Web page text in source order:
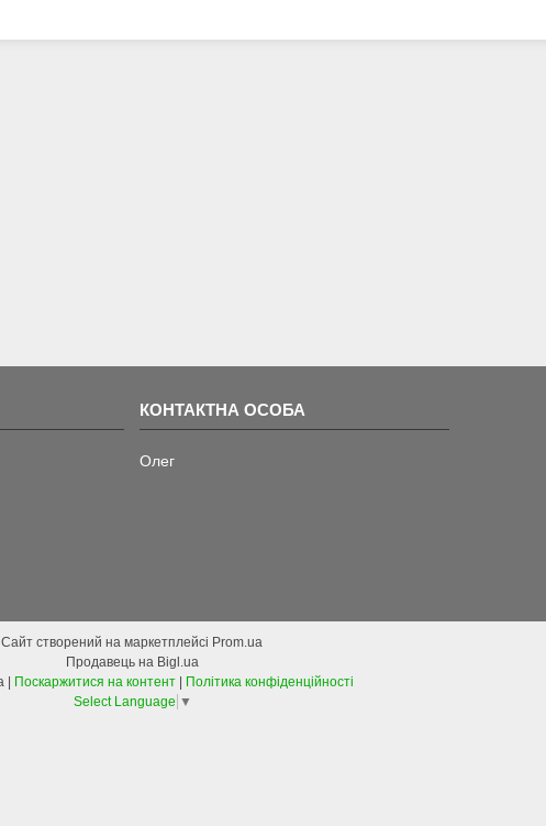
Олег
Сайт створений на маркетплейсі Prom.ua
Продавець на Bigl.ua
ЄвроСГТехніка | Поскаржитися на контент | Політика конфіденційності
Select Language ▼